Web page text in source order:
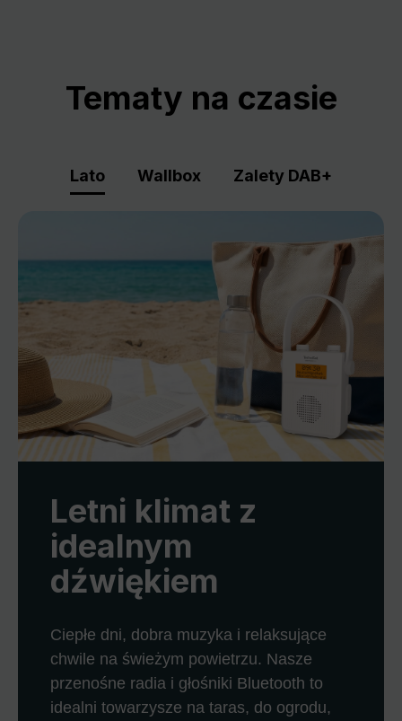
Tematy na czasie
Lato Wallbox Zalety DAB+
Letni klimat z
idealnym
dźwiękiem
Ciepłe dni, dobra muzyka i relaksujące
chwile na świeżym powietrzu. Nasze
przenośne radia i głośniki Bluetooth to
idealni towarzysze na taras, do ogrodu,